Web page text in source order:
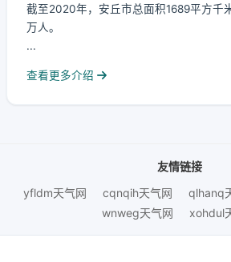
截至2020年，安丘市总面积1689平方千
万人。
...
查看更多介绍
友情链接
yfldm天气网
cqnqih天气网 qlhanq
wnweg天气网
xohdul